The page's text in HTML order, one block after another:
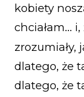
kobiety
chciałam…
zrozumiały,
dlatego, że
dlatego, że